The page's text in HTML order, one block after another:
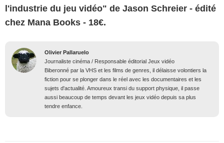
l'industrie du jeu vidéo" de Jason Schreier - édité
chez Mana Books - 18€.
Olivier Pallaruelo
Journaliste cinéma / Responsable éditorial Jeux vidéo
Biberonné par la VHS et les films de genres, il délaisse volontiers la
fiction pour se plonger dans le réel avec les documentaires et les
sujets d'actualité. Amoureux transi du support physique, il passe
aussi beaucoup de temps devant les jeux vidéo depuis sa plus
tendre enfance.